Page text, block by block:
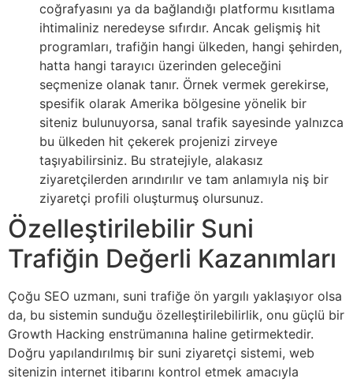
coğrafyasını ya da bağlandığı platformu kısıtlama
ihtimaliniz neredeyse sıfırdır. Ancak gelişmiş hit
programları, trafiğin hangi ülkeden, hangi şehirden,
hatta hangi tarayıcı üzerinden geleceğini
seçmenize olanak tanır. Örnek vermek gerekirse,
spesifik olarak Amerika bölgesine yönelik bir
siteniz bulunuyorsa, sanal trafik sayesinde yalnızca
bu ülkeden hit çekerek projenizi zirveye
taşıyabilirsiniz. Bu stratejiyle, alakasız
ziyaretçilerden arındırılır ve tam anlamıyla niş bir
ziyaretçi profili oluşturmuş olursunuz.
Özelleştirilebilir Suni
Trafiğin Değerli Kazanımları
Çoğu SEO uzmanı, suni trafiğe ön yargılı yaklaşıyor olsa
da, bu sistemin sunduğu özelleştirilebilirlik, onu güçlü bir
Growth Hacking enstrümanına haline getirmektedir.
Doğru yapılandırılmış bir suni ziyaretçi sistemi, web
sitenizin internet itibarını kontrol etmek amacıyla